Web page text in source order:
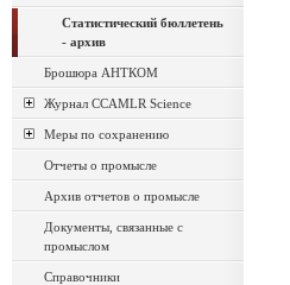
Статистический бюллетень
- архив
Брошюра АНТКОМ
Журнал CCAMLR Science
Меры по сохранению
Отчеты о промысле
Архив отчетов о промысле
Документы, связанные с
промыслом
Справочники